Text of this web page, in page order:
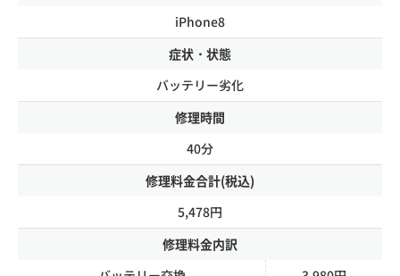
iPhone8
症状・状態
バッテリー劣化
修理時間
40分
修理料金合計(税込)
5,478円
修理料金内訳